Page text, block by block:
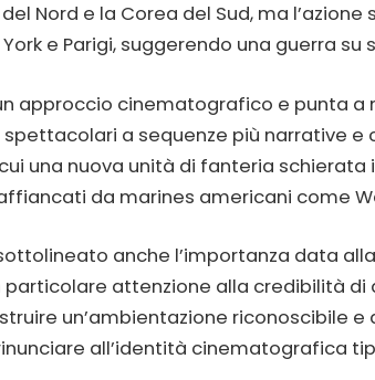
Nord e la Corea del Sud, ma
e Parigi, suggerendo una guerra su
approccio cinematografico e punta a
a sequenze più narrative e
una nuova unità di fanteria
affiancati da marines americani come
anche l’importanza data
attenzione alla credibilità di
un’ambientazione riconoscibile
all’identità cinematografica